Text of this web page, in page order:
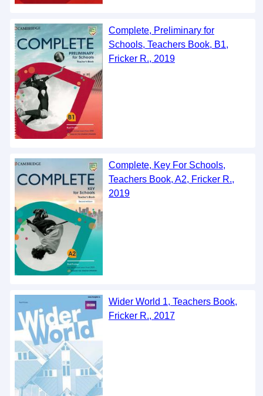
Complete, Preliminary for
Schools, Teachers Book, B1,
Fricker R., 2019
Complete, Key For Schools,
Teachers Book, A2, Fricker R.,
2019
Wider World 1, Teachers Book,
Fricker R., 2017